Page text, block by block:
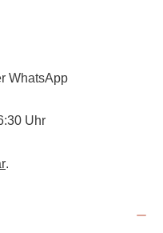
WhatsApp
Uhr
.